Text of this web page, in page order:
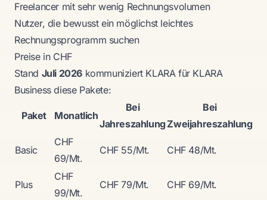
Freelancer mit sehr wenig Rechnungsvolumen
Nutzer, die bewusst ein möglichst leichtes
Rechnungsprogramm suchen
Preise in CHF
Stand Juli 2026 kommuniziert KLARA für KLARA
Business diese Pakete:
Paket Monatlich
Bei
Jahreszahlung
Bei
Zweijahreszahlung
Basic
CHF
69/Mt.
CHF 55/Mt. CHF 48/Mt.
Plus
CHF
99/Mt.
CHF 79/Mt. CHF 69/Mt.